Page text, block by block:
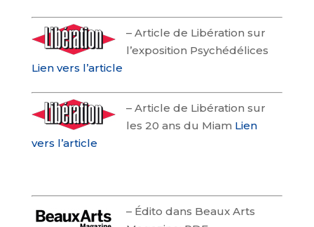
– Article de Libération sur
l’exposition Psychédélices
Lien vers l’article
– Article de Libération sur
les 20 ans du Miam Lien
vers l’article
– Édito dans Beaux Arts